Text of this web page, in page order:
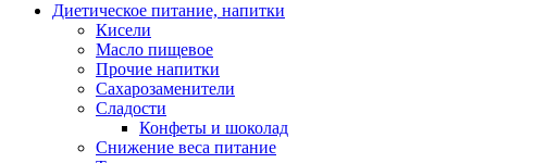
Диетическое питание, напитки
Кисели
Масло пищевое
Прочие напитки
Сахарозаменители
Сладости
Конфеты и шоколад
Снижение веса питание